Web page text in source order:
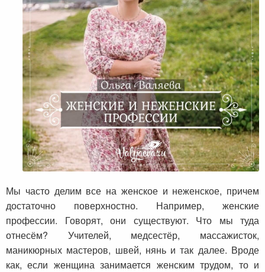
Мы часто делим все на женское и неженское, причем
достаточно поверхностно. Например, женские
профессии. Говорят, они существуют. Что мы туда
отнесём? Учителей, медсестёр, массажисток,
маникюрных мастеров, швей, нянь и так далее. Вроде
как, если женщина занимается женским трудом, то и